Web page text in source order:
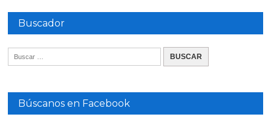
Buscador
Búscanos en Facebook